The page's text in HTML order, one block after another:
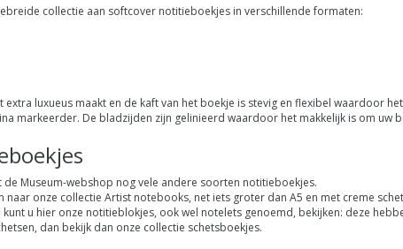
collectie aan softcover notitieboekjes in verschillende formaten:
luxueus maakt en de kaft van het boekje is stevig en flexibel waardoor
markeerder. De bladzijden zijn gelinieerd waardoor het makkelijk is om uw
Museum-webshop nog vele andere soorten notitieboekjes.
onze collectie Artist notebooks, net iets groter dan A5 en met creme
u hier onze notitieblokjes, ook wel notelets genoemd, bekijken: deze
dan bekijk dan onze collectie schetsboekjes.